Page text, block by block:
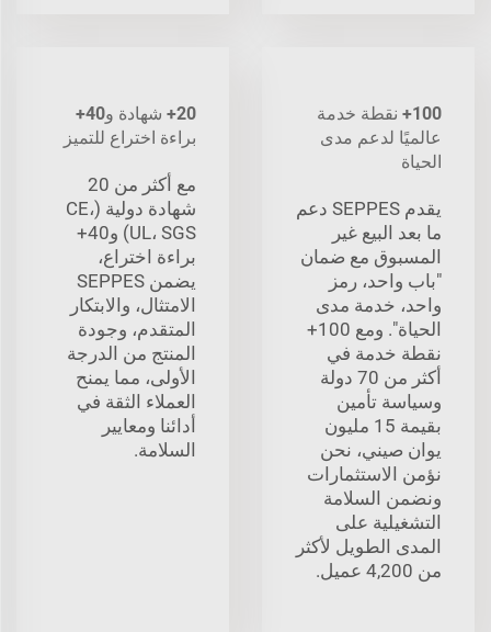
100+ نقطة خدمة
عالميًا لدعم مدى
الحياة
يقدم SEPPES دعم
ما بعد البيع غير
المسبوق مع ضمان
"باب واحد، رمز
واحد، خدمة مدى
الحياة". ومع 100+
نقطة خدمة في
أكثر من 70 دولة
وسياسة تأمين
بقيمة 15 مليون
يوان صيني، نحن
نؤمن الاستثمارات
ونضمن السلامة
التشغيلية على
المدى الطويل لأكثر
من 4,200 عميل.
20+ شهادة و40+
براءة اختراع للتميز
مع أكثر من 20
شهادة دولية (CE،
UL، SGS) و40+
براءة اختراع،
يضمن SEPPES
الامتثال، والابتكار
المتقدم، وجودة
المنتج من الدرجة
الأولى، مما يمنح
العملاء الثقة في
أدائنا ومعايير
السلامة.